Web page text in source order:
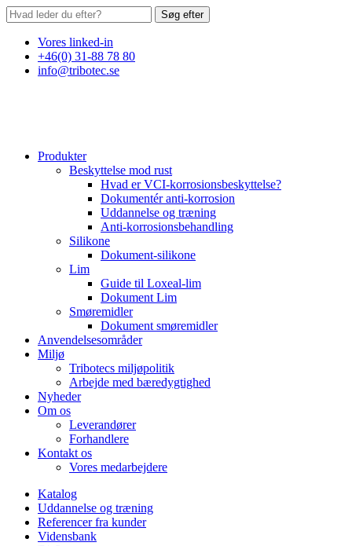
Søg efter
Vores linked-in
+46(0) 31-88 78 80
info@tribotec.se
Produkter
Beskyttelse mod rust
Hvad er VCI-korrosionsbeskyttelse?
Dokumentér anti-korrosion
Uddannelse og træning
Anti-korrosionsbehandling
Silikone
Dokument-silikone
Lim
Guide til Loxeal-lim
Dokument Lim
Smøremidler
Dokument smøremidler
Anvendelsesområder
Miljø
Tribotecs miljøpolitik
Arbejde med bæredygtighed
Nyheder
Om os
Leverandører
Forhandlere
Kontakt os
Vores medarbejdere
Katalog
Uddannelse og træning
Referencer fra kunder
Vidensbank